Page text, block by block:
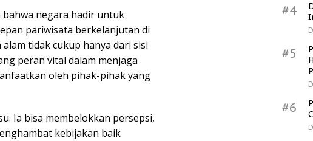
negara hadir untuk
pariwisata berkelanjutan di
tidak cukup hanya dari sisi
peran vital dalam menjaga
oleh pihak-pihak yang
Ia bisa membelokkan persepsi,
kebijakan baik
#4
#5
#6